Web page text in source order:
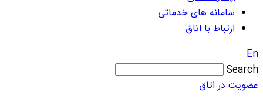
سامانه های خدماتی
ارتباط با اتاق
En
Search
عضویت در اتاق